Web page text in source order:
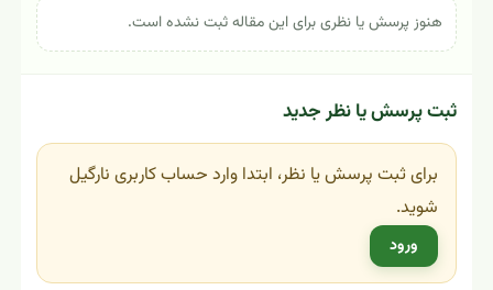
هنوز پرسش یا نظری برای این مقاله ثبت نشده است.
ثبت پرسش یا نظر جدید
برای ثبت پرسش یا نظر، ابتدا وارد حساب کاربری نارگیل
شوید.
ورود